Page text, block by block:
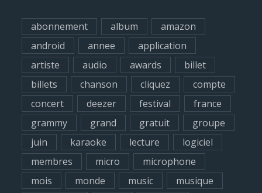
h
f
o
abonnement album
amazon
android
annee
application
artiste
audio awards
billet
billets
chanson cliquez
compte
concert
deezer festival
france
grammy
grand gratuit
groupe
juin
karaoke lecture
logiciel
membres
micro
microphone
mois
monde music
musique